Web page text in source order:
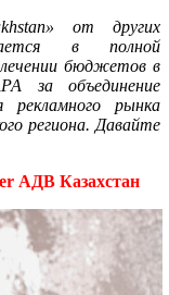
от других
в полной
бюджетов в
за объединение
рекламного рынка
региона. Давайте
АДВ Казахстан